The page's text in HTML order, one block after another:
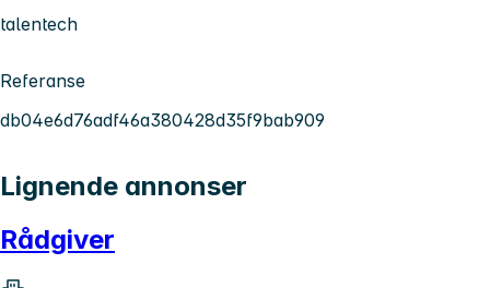
talentech
Referanse
db04e6d76adf46a380428d35f9bab909
Lignende annonser
Rådgiver